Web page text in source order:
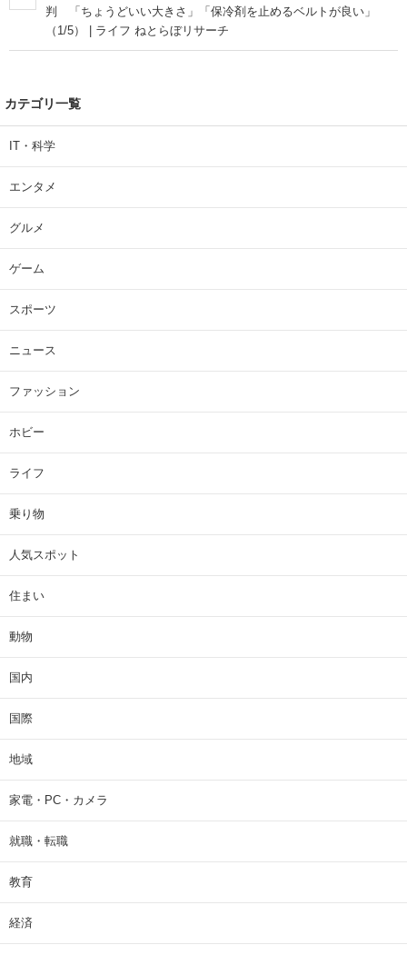
判 「ちょうどいい大きさ」「保冷剤を止めるベルトが良い」
（1/5） | ライフ ねとらぼリサーチ
カテゴリ一覧
IT・科学
エンタメ
グルメ
ゲーム
スポーツ
ニュース
ファッション
ホビー
ライフ
乗り物
人気スポット
住まい
動物
国内
国際
地域
家電・PC・カメラ
就職・転職
教育
経済